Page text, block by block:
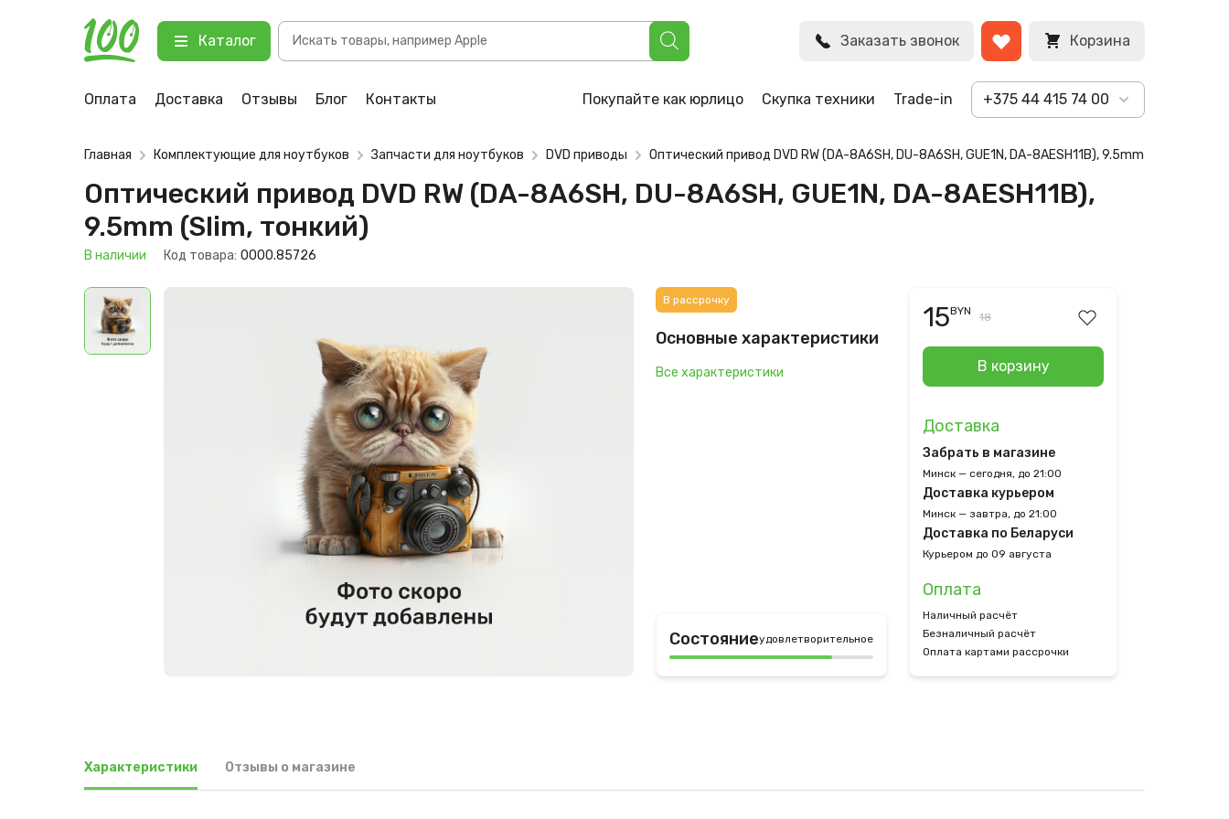
Каталог
Поиск
товаров
Заказать звонок Корзина
Оплата Доставка Отзывы Блог Контакты Покупайте как юрлицо Скупка техники Trade-in +375 44 415 74 00
Оптический привод DVD RW (DA-8A6SH, DU-8A6SH, GUE1N, DA-8AESH11B), 9.5mm (Slim, тонкий)
123 В наличии
BYN
Главная Комплектующие для ноутбуков Запчасти для ноутбуков DVD приводы Оптический привод DVD RW (DA-8A6SH, DU-8A6SH, GUE1N, DA-8AESH11B), 9.5mm (Slim,
Оптический привод DVD RW (DA-8A6SH, DU-8A6SH, GUE1N, DA-8AESH11B),
9.5mm (Slim, тонкий)
В наличии Код товара: 0000.85726
В рассрочку
Основные характеристики
Все характеристики
Состояниеудовлетворительное
15BYN 18
В корзину
Доставка
Забрать в магазине
Минск — сегодня, до 21:00
Доставка курьером
Минск — завтра, до 21:00
Доставка по Беларуси
Курьером до 09 августа
Оплата
Наличный расчёт
Безналичный расчёт
Оплата картами рассрочки
Характеристики Отзывы о магазине